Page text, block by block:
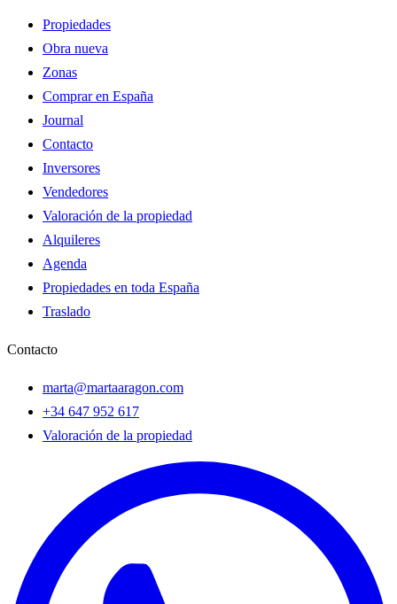
Propiedades
Obra nueva
Zonas
Comprar en España
Journal
Contacto
Inversores
Vendedores
Valoración de la propiedad
Alquileres
Agenda
Propiedades en toda España
Traslado
Contacto
marta@martaaragon.com
+34 647 952 617
Valoración de la propiedad